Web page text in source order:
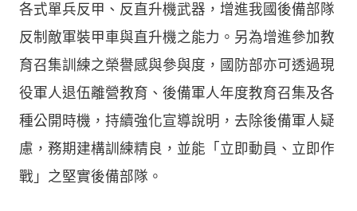
各式單兵反甲、反直升機武器，增進我國後備部隊
反制敵軍裝甲車與直升機之能力。另為增進參加教
育召集訓練之榮譽感與參與度，國防部亦可透過現
役軍人退伍離營教育、後備軍人年度教育召集及各
種公開時機，持續強化宣導說明，去除後備軍人疑
慮，務期建構訓練精良，並能「立即動員、立即作
戰」之堅實後備部隊。